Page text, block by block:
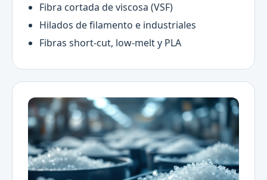
Fibra cortada de viscosa (VSF)
Hilados de filamento e industriales
Fibras short-cut, low-melt y PLA